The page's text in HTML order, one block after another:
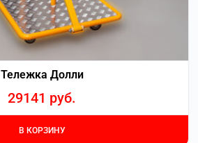
Тележка Долли
29141 руб.
В КОРЗИНУ